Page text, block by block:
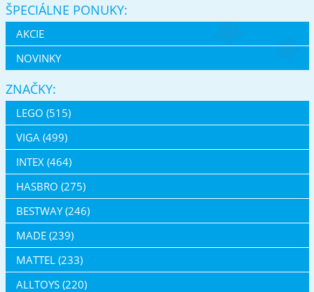
ŠPECIÁLNE PONUKY:
AKCIE
NOVINKY
ZNAČKY:
LEGO (515)
VIGA (499)
INTEX (464)
HASBRO (275)
BESTWAY (246)
MADE (239)
MATTEL (233)
ALLTOYS (220)